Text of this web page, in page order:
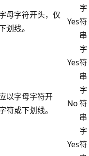
母字符开头，仅
划线。
Yes
字
符
串
Yes
字
符
串
以字母字符开
符或下划线。
No
字
符
串
Yes
字
符